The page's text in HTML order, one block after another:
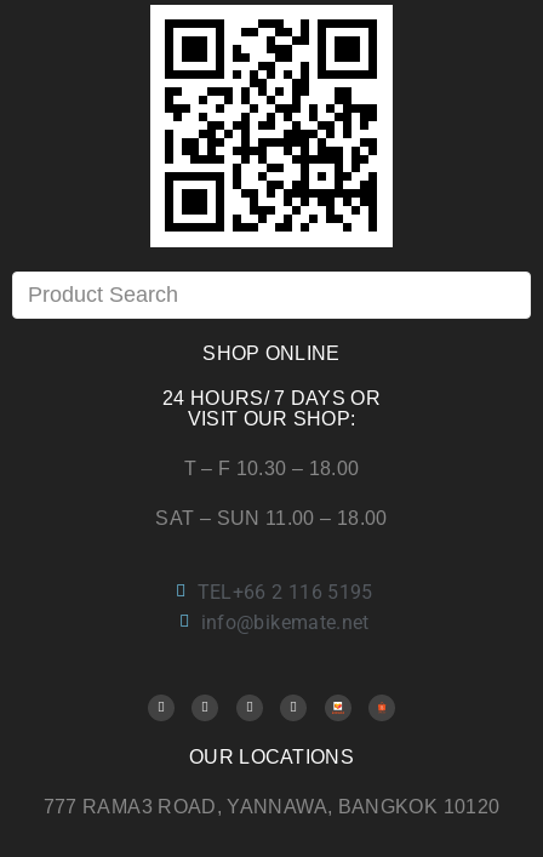
SHOP ONLINE
24 HOURS/ 7 DAYS OR
VISIT OUR SHOP:
T – F 10.30 – 18.00
SAT – SUN 11.00 – 18.00
TEL+66 2 116 5195
info@bikemate.net
OUR LOCATIONS
777 RAMA3 ROAD, YANNAWA, BANGKOK 10120